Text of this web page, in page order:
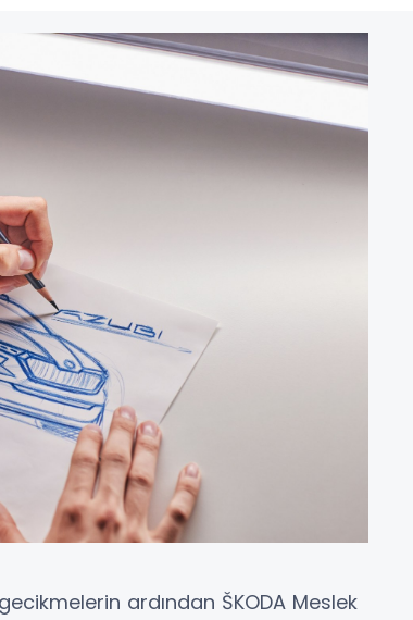
ardından ŠKODA Meslek